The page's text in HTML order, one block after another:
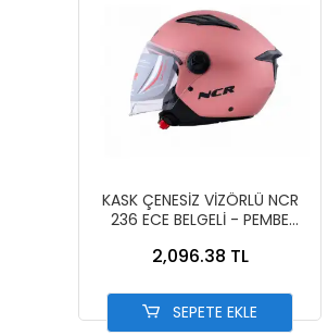
KASK ÇENESİZ VİZÖRLÜ NCR
236 ECE BELGELİ - PEMBE
2,096.38 TL
SEPETE EKLE